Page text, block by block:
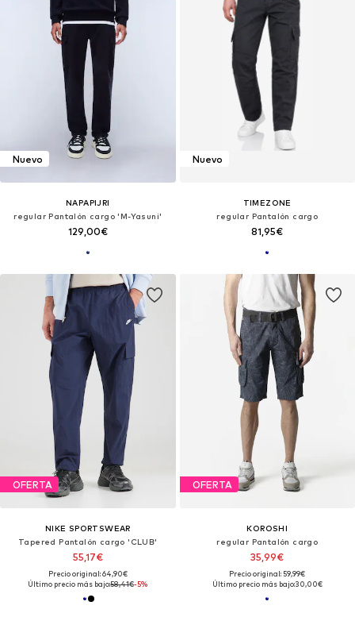
Nuevo
NAPAPIJRI
regular Pantalón cargo 'M-Yasuni'
129,00€
Nuevo
TIMEZONE
regular Pantalón cargo
81,95€
OFERTA
NIKE SPORTSWEAR
Tapered Pantalón cargo 'CLUB'
55,17€
Precio original: 64,90€
Último precio más bajo:58,41€-5%
OFERTA
KOROSHI
regular Pantalón cargo
35,99€
Precio original: 59,99€
Último precio más bajo:30,00€